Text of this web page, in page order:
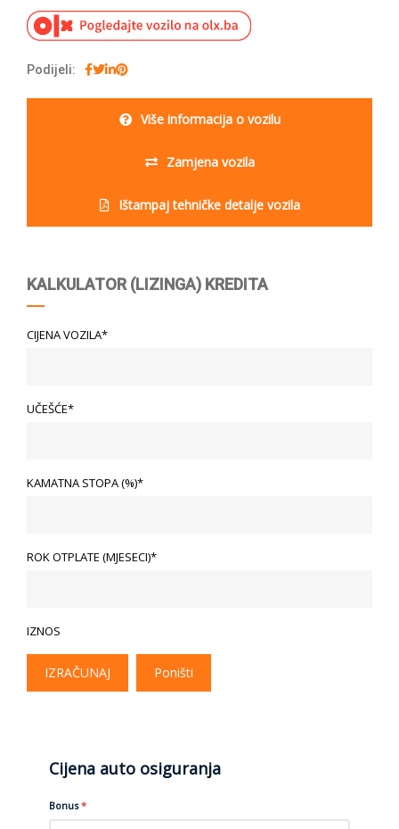
Podijeli:
Više informacija o vozilu
Zamjena vozila
Ištampaj tehničke detalje vozila
KALKULATOR (LIZINGA) KREDITA
CIJENA VOZILA*
UČEŠĆE*
KAMATNA STOPA (%)*
ROK OTPLATE (MJESECI)*
IZNOS
IZRAČUNAJ Poništi
Cijena auto osiguranja
Bonus *